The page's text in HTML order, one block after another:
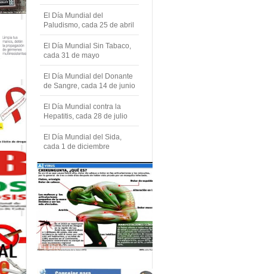
El Día Mundial del
Paludismo, cada 25 de abril
El Día Mundial Sin Tabaco,
cada 31 de mayo
El Día Mundial del Donante
de Sangre, cada 14 de junio
El Día Mundial contra la
Hepatitis, cada 28 de julio
El Día Mundial del Sida,
cada 1 de diciembre